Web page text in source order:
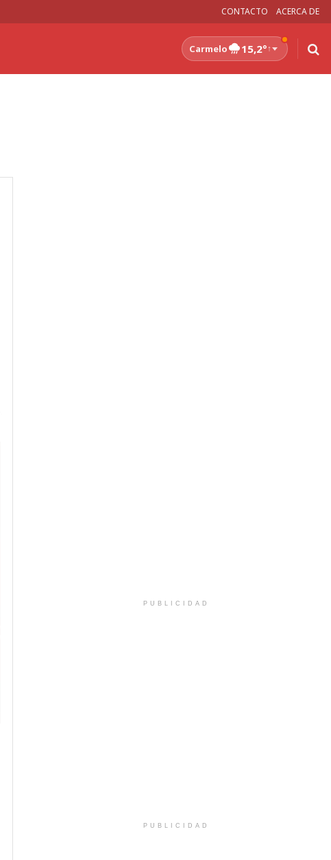
CONTACTO ACERCA DE
Carmelo 15,2°↑
PUBLICIDAD
PUBLICIDAD